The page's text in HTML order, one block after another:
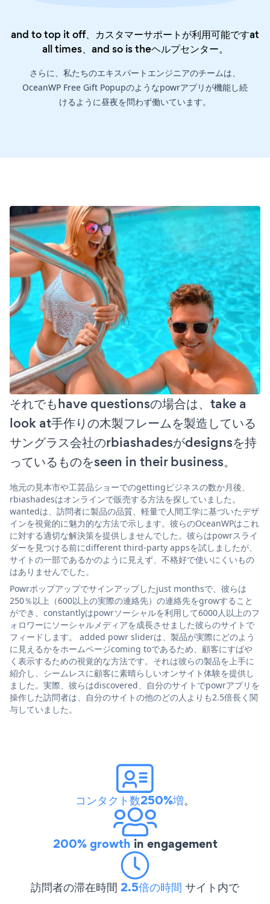
and to top it off、カスタマーサポートが利用可能ですat
all times、and so is theヘルプセンター。
さらに、私たちのエキスパートエンジニアのチームは、
OceanWP Free Gift Popupのようなpowrアプリが機能し続
けるように昼夜を問わず働いています。
それでもhave questionsの場合は、take a
look at手作りの木製フレームを製造している
サングラス会社のrbiashadesがdesignsを持
っているものをseen in their business。
地元の見本市や工芸品ショーでのgettingビジネスの数か月後、
rbiashadesはオンラインで販売する方法を探していました。
wantedは、訪問者に製品の品質、軽量で人間工学に基づいたデザ
インを視覚的に魅力的な方法で示します。彼らのOceanWPはこれ
に対する適切な解決策を提供しませんでした。彼らはpowrスライ
ダーを見つける前にdifferent third-party appsを試しましたが、
サイトの一部であるかのように見えず、不格好で使いにくいもの
はありませんでした。
Powrポップアップでサインアップしたjust monthsで、彼らは
250％以上（600以上の実際の連絡先）の連絡先をgrowすること
ができ、constantlyはpowrソーシャルを利用して6000人以上のフ
ォロワーにソーシャルメディアを成長させました彼らのサイトで
フィードします。 added powr sliderは、製品が実際にどのよう
に見えるかをホームページcoming toであるため、顧客にすばや
く表示するための視覚的な方法です。それは彼らの製品を上手に
紹介し、シームレスに顧客に素晴らしいオンサイト体験を提供し
ました。実際、彼らはdiscovered、自分のサイトでpowrアプリを
操作した訪問者は、自分のサイトの他のどの人よりも2.5倍長く関
与していました。
コンタクト数250%増。
200% growth in engagement
訪問者の滞在時間 2.5倍の時間 サイト内で